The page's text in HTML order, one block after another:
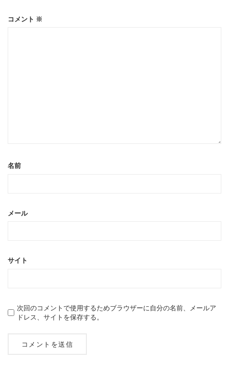
コメント ※
名前
メール
サイト
次回のコメントで使用するためブラウザーに自分の名前、メールア
ドレス、サイトを保存する。